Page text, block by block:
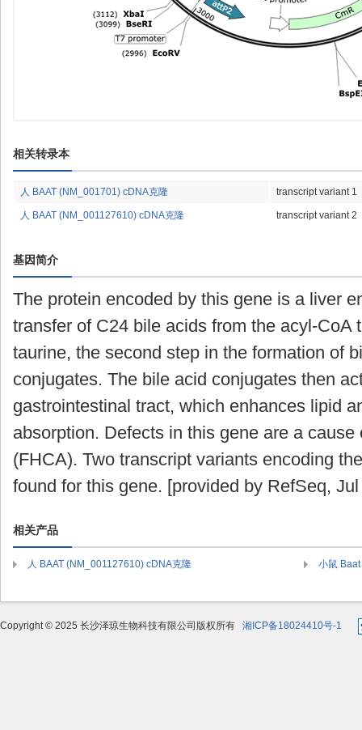
相关转录本
人 BAAT (NM_001701) cDNA克隆 transcript variant 1
人 BAAT (NM_001127610) cDNA克隆 transcript variant 2
基因简介
The protein encoded by this gene is a liver
transfer of C24 bile acids from the acyl-CoA
taurine, the second step in the formation of
conjugates. The bile acid conjugates then
gastrointestinal tract, which enhances lipid
absorption. Defects in this gene are a
(FHCA). Two transcript variants encoding
found for this gene. [provided by RefSeq,
相关产品
人 BAAT (NM_001127610) cDNA克隆 小鼠
Copyright © 2025 长沙泽琼生物科技有限公司版权所有 湘ICP备18024410号-1